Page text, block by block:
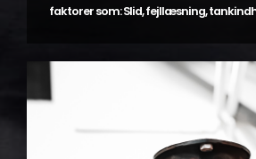
faktorer som: Slid, fejllæsning,